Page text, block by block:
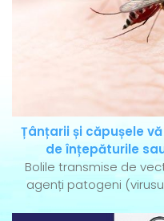
Țânțarii și căpușele
de înțepăturile
Bolile transmise de
agenți patogeni